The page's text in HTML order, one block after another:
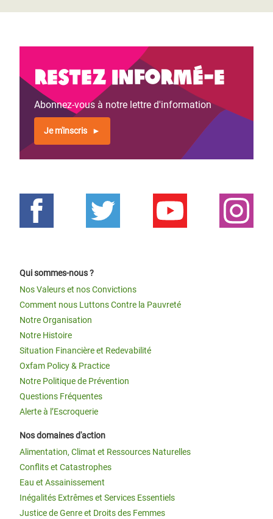
Restez informé-e
Abonnez-vous à notre lettre d'information
Je m'inscris
Qui sommes-nous ?
Nos Valeurs et nos Convictions
Comment nous Luttons Contre la Pauvreté
Notre Organisation
Notre Histoire
Situation Financière et Redevabilité
Oxfam Policy & Practice
Notre Politique de Prévention
Questions Fréquentes
Alerte à l’Escroquerie
Nos domaines d'action
Alimentation, Climat et Ressources Naturelles
Conflits et Catastrophes
Eau et Assainissement
Inégalités Extrêmes et Services Essentiels
Justice de Genre et Droits des Femmes